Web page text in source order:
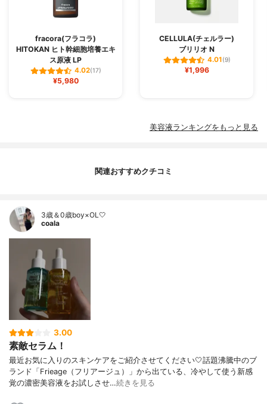
fracora(フラコラ)
HITOKAN ヒト幹細胞培養エキ
ス原液 LP
4.02(17)
¥5,980
CELLULA(チェルラー)
ブリリオ N
4.01(9)
¥1,996
美容液ランキングをもっと見る
関連おすすめクチコミ
3歳＆0歳boy×OL🤍
coala
3.00
素敵セラム！
最近お気に入りのスキンケアをご紹介させてください🤍話題沸騰中のブ
ランド「Frieage（フリアージュ）」から出ている、冷やして使う新感
覚の濃密美容液をお試しさせ…続きを見る